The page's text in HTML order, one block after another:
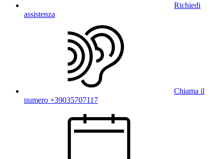
Richiedi
assistenza
Chiama il
numero +39035707117